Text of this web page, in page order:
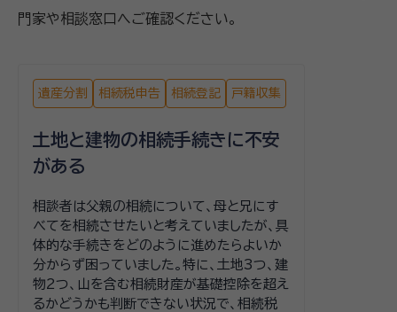
門家や相談窓口へご確認ください。
遺産分割 相続税申告 相続登記 戸籍収集
土地と建物の相続手続きに不安
がある
相談者は父親の相続について、母と兄にす
べてを相続させたいと考えていましたが、具
体的な手続きをどのように進めたらよいか
分からず困っていました。特に、土地3つ、建
物2つ、山を含む相続財産が基礎控除を超え
るかどうかも判断できない状況で、相続税